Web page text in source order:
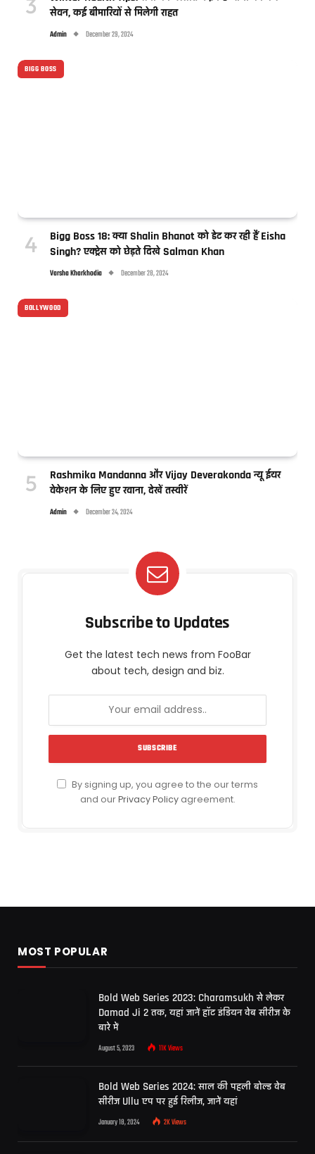
सेवन, कई बीमारियों से मिलेगी राहत
Admin December 29, 2024
BIGG BOSS
Bigg Boss 18: क्या Shalin Bhanot को डेट कर रही हैं Eisha
Singh? एक्ट्रेस को छेड़ते दिखे Salman Khan
Varsha Kharkhodia December 28, 2024
BOLLYWOOD
Rashmika Mandanna और Vijay Deverakonda न्यू ईयर
वेकेशन के लिए हुए रवाना, देखें तस्वीरें
Admin December 24, 2024
Subscribe to Updates
Get the latest tech news from FooBar
about tech, design and biz.
By signing up, you agree to the our terms
and ourPrivacy Policyagreement.
MOST POPULAR
Bold Web Series 2023: Charamsukh से लेकर
Damad Ji 2 तक, यहां जानें हॉट इंडियन वेब सीरीज के
बारे में
August 5, 2023 11KViews
Bold Web Series 2024: साल की पहली बोल्ड वेब
सीरीज Ullu एप पर हुई रिलीज, जानें यहां
January 18, 2024 2KViews